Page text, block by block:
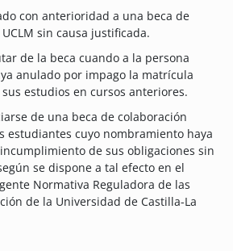
con anterioridad a una beca de
sin causa justificada.
de la beca cuando a la persona
anulado por impago la matrícula
estudios en cursos anteriores.
de una beca de colaboración
estudiantes cuyo nombramiento haya
de sus obligaciones sin
se dispone a tal efecto en el
Normativa Reguladora de las
de la Universidad de Castilla-La